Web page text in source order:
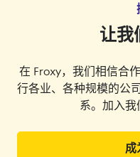
让我
在 Froxy，我们相信合
行各业、各种规模的公
系。加入我
成